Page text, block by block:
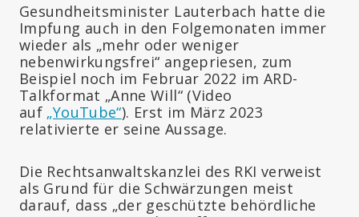
Gesundheitsminister Lauterbach hatte die
Impfung auch in den Folgemonaten immer
wieder als „mehr oder weniger
nebenwirkungsfrei“ angepriesen, zum
Beispiel noch im Februar 2022 im ARD-
Talkformat „Anne Will“ (Video
auf „YouTube“). Erst im März 2023
relativierte er seine Aussage.
Die Rechtsanwaltskanzlei des RKI verweist
als Grund für die Schwärzungen meist
darauf, dass „der geschützte behördliche